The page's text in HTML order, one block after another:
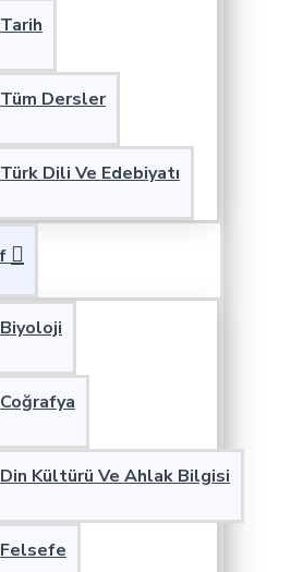
Tarih
Tüm Dersler
Türk Dili Ve Edebiyatı
Biyoloji
Coğrafya
Din Kültürü Ve Ahlak Bilgisi
Felsefe